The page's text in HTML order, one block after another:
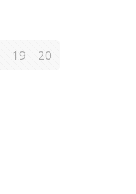
19
20